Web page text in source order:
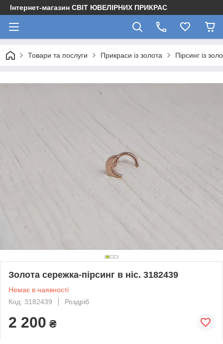
Інтернет-магазин СВІТ ЮВЕЛІРНИХ ПРИКРАС
Товари та послуги Прикраси із золота Пірсинг із
Золота сережка-пірсинг в ніс. 3182439
Немає в наявності
Код: 3182439
Роздріб
2 200 ₴